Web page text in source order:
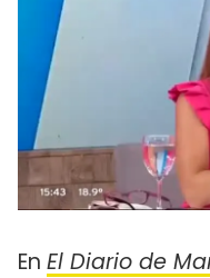
En El Diario de